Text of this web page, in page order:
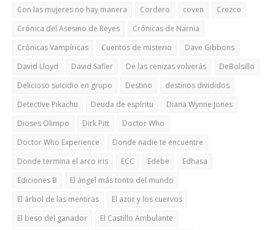
Con las mujeres no hay manera
Cordero coven
Crezco
Crónica del Asesino de Reyes
Crónicas de Narnia
Crónicas Vampíricas
Cuentos de misterio
Dave Gibbons
David Lloyd
David Safier De las cenizas volverás
DeBolsillo
Delicioso suicidio en grupo
Destino
destinos divididos
Detective Pikachu
Deuda de espíritu
Diana Wynne Jones
Dioses Olimpo
Dirk Pitt
Doctor Who
Doctor Who Experience
Donde nadie te encuentre
Donde termina el arco iris
ECC Edebe
Edhasa
Ediciones B
El ángel más tonto del mundo
El árbol de las mentiras
El azor y los cuervos
El beso del ganador
El Castillo Ambulante